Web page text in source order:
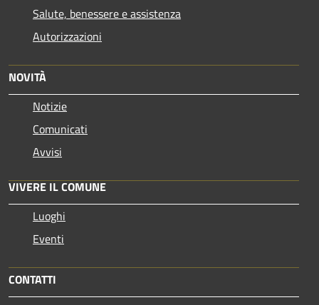
Salute, benessere e assistenza
Autorizzazioni
NOVITÀ
Notizie
Comunicati
Avvisi
VIVERE IL COMUNE
Luoghi
Eventi
CONTATTI